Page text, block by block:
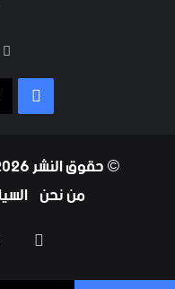
© حقوق النشر 2026، جميع الحقوق محفوظة |
من نحن